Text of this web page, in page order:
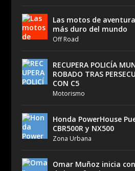
Las motos de
más duro del mundo
Off Road
RECUPERA POLICÍA
ROBADO TRAS
CON C5
Motorismo
Honda PowerHouse
CBR500R y NX500
Zona Urbana
Omar Muñoz inicia